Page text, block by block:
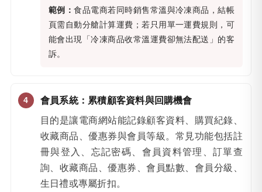
範例：食品電商若同時銷售常溫與冷凍商品，結帳
頁需自動分艙計算運費；若只用單一運費規則，可
能會出現「冷凍商品收常溫運費卻無法配送」的客
訴。
會員系統：累積顧客資料與回購機會
目的是讓電商網站能記錄顧客資料、購買紀錄、
收藏商品、優惠券與會員等級。常見功能包括註
冊與登入、忘記密碼、會員資料管理、訂單查
詢、收藏商品、優惠券、會員點數、會員分級、
生日禮或專屬折扣。